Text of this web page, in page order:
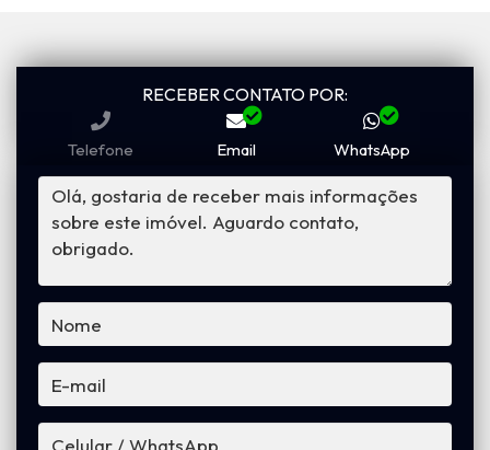
RECEBER CONTATO POR:
Telefone Email WhatsApp